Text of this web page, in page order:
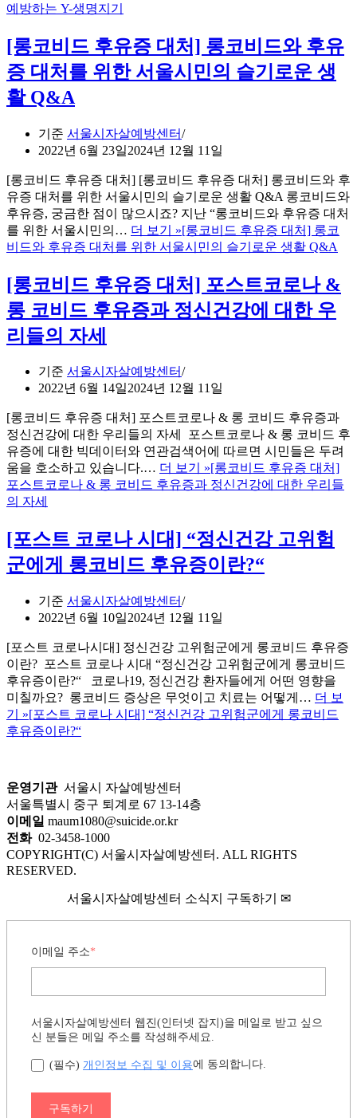
예방하는 Y-생명지기
[롱코비드 후유증 대처] 롱코비드와 후유
증 대처를 위한 서울시민의 슬기로운 생
활 Q&A
기준 서울시자살예방센터
2022년 6월 23일2024년 12월 11일
[롱코비드 후유증 대처] [롱코비드 후유증 대처] 롱코비드와 후
유증 대처를 위한 서울시민의 슬기로운 생활 Q&A 롱코비드와
후유증, 궁금한 점이 많으시죠? 지난 “롱코비드와 후유증 대처
를 위한 서울시민의… 더 보기 »[롱코비드 후유증 대처] 롱코
비드와 후유증 대처를 위한 서울시민의 슬기로운 생활 Q&A
[롱코비드 후유증 대처] 포스트코로나 &
롱 코비드 후유증과 정신건강에 대한 우
리들의 자세
기준 서울시자살예방센터
2022년 6월 14일2024년 12월 11일
[롱코비드 후유증 대처] 포스트코로나 & 롱 코비드 후유증과
정신건강에 대한 우리들의 자세 포스트코로나 & 롱 코비드 후
유증에 대한 빅데이터와 연관검색어에 따르면 시민들은 두려
움을 호소하고 있습니다.… 더 보기 »[롱코비드 후유증 대처]
포스트코로나 & 롱 코비드 후유증과 정신건강에 대한 우리들
의 자세
[포스트 코로나 시대] “정신건강 고위험
군에게 롱코비드 후유증이란?“
기준 서울시자살예방센터
2022년 6월 10일2024년 12월 11일
[포스트 코로나시대] 정신건강 고위험군에게 롱코비드 후유증
이란? 포스트 코로나 시대 “정신건강 고위험군에게 롱코비드
후유증이란?“ 코로나19, 정신건강 환자들에게 어떤 영향을
미칠까요? 롱코비드 증상은 무엇이고 치료는 어떻게… 더 보
기 »[포스트 코로나 시대] “정신건강 고위험군에게 롱코비드
후유증이란?“
운영기관서울시 자살예방센터
서울특별시 중구 퇴계로 67 13-14층
이메일 maum1080@suicide.or.kr
전화 02-3458-1000
COPYRIGHT(C) 서울시자살예방센터. ALL RIGHTS
RESERVED.
서울시자살예방센터 소식지 구독하기 ✉
이메일 주소*
서울시자살예방센터 웹진(인터넷 잡지)을 메일로 받고 싶으
신 분들은 메일 주소를 작성해주세요.
(필수) 개인정보 수집 및 이용에 동의합니다.
구독하기